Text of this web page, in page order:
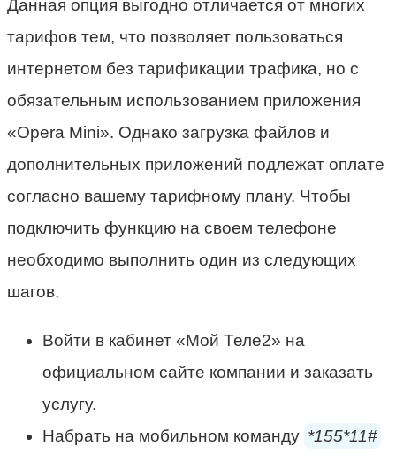
Данная опция выгодно отличается от многих
тарифов тем, что позволяет пользоваться
интернетом без тарификации трафика, но с
обязательным использованием приложения
«Opera Mini». Однако загрузка файлов и
дополнительных приложений подлежат оплате
согласно вашему тарифному плану. Чтобы
подключить функцию на своем телефоне
необходимо выполнить один из следующих
шагов.
Войти в кабинет «Мой Теле2» на
официальном сайте компании и заказать
услугу.
Набрать на мобильном команду *155*11#